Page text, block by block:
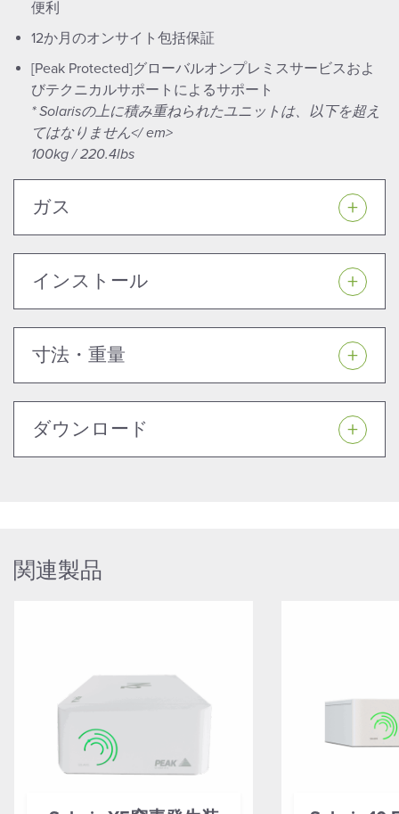
便利
12か月のオンサイト包括保証
[Peak Protected]グローバルオンプレミスサービスおよ
びテクニカルサポートによるサポート
* Solarisの上に積み重ねられたユニットは、以下を超え
てはなりません</ em>
100kg / 220.4lbs
ガス
インストール
寸法・重量
ダウンロード
関連製品